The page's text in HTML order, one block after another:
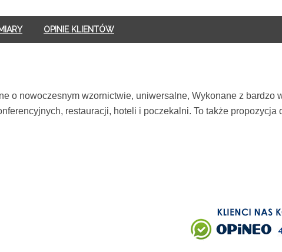
OPINIE KLIENTÓW
o nowoczesnym wzornictwie, uniwersalne, Wykonane z bardzo
restauracji, hoteli i poczekalni. To także